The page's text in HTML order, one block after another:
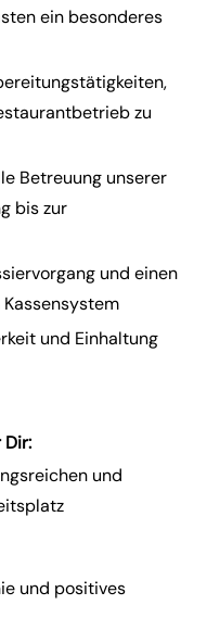
ein besonderes
zu
Betreuung unserer
bis zur
und einen
und Einhaltung
und
und positives